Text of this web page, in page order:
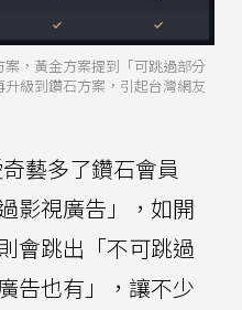
，黃金方案提到「可跳過部分
級到鑽石方案，引起台灣網友
奇藝多了鑽石會員
影視廣告」，如開
會跳出「不可跳過
告也有」，讓不少